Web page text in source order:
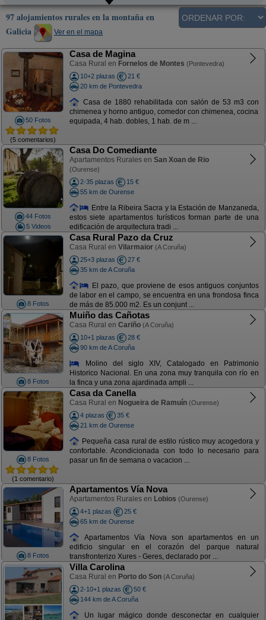
97 alojamientos rurales en la montaña en
Galicia
Ver en el mapa
50 Fotos
(5 comentarios)
Casa de Magina
Casa Rural en Fornelos de Montes (Pontevedra)
10+2 plazas
21 €
20 km de Pontevedra
Casa de 1880 rehabilitada con salón de 53 m3 con
chimenea y horno antiguo, comedor con chimenea, cocina
equipada, 4 hab. dobles, 1 hab. de m ...
44 Fotos
5 Videos
Casa Do Comediante
Apartamentos Rurales en San Xoan de Rio
(Ourense)
2-35 plazas
15 €
55 km de Ourense
Entre la Ribeira Sacra y la Estación de Manzaneda,
estos siete apartamentos turísticos forman parte de una
edificación de arquitectura tradi ...
8 Fotos
Casa Rural Pazo da Cruz
Casa Rural en Vilarmaior (A Coruña)
25+3 plazas
27 €
35 km de A Coruña
El pazo, que proviene de esos antiguos conjuntos
de labor en el campo, se encuentra en una frondosa finca
de más de 85.000 m2. Es un conjunt ...
8 Fotos
Muiño das Cañotas
Casa Rural en Cariño (A Coruña)
10+1 plazas
28 €
90 km de A Coruña
Molino del siglo XIV, Catalogado en Patrimonio
Historico Nacional. En una zona muy tranquila con río en
la finca y una zona ajardinada ampli ...
8 Fotos
(1 comentario)
Casa da Canella
Casa Rural en Nogueira de Ramuín (Ourense)
4 plazas
35 €
21 km de Ourense
Pequeña casa rural de estilo rústico muy acogedora y
confortable. Acondicionada con todo lo necesario para
pasar un fin de semana o vacacion ...
8 Fotos
Apartamentos Vía Nova
Apartamentos Rurales en Lobios (Ourense)
4+1 plazas
25 €
65 km de Ourense
Apartamentos Vía Nova son apartamentos en un
edificio singular en el corazón del parque natural
transfronterizo Xures - Geres, declarado por ...
Villa Carolina
Casa Rural en Porto do Son (A Coruña)
2-10+1 plazas
50 €
144 km de A Coruña
Un lugar mágico donde desconectar en cualquier